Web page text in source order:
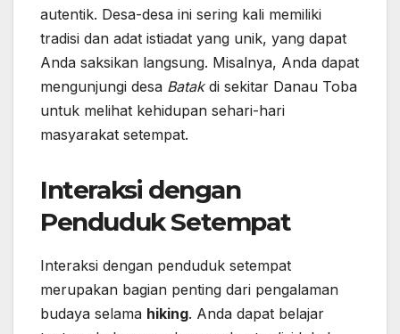
autentik. Desa-desa ini sering kali memiliki
tradisi dan adat istiadat yang unik, yang dapat
Anda saksikan langsung. Misalnya, Anda dapat
mengunjungi desa Batakdi sekitar Danau Toba
untuk melihat kehidupan sehari-hari
masyarakat setempat.
Interaksi dengan
Penduduk Setempat
Interaksi dengan penduduk setempat
merupakan bagian penting dari pengalaman
budaya selama hiking. Anda dapat belajar